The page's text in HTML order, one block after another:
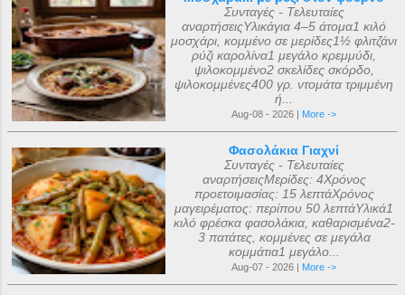
Συνταγές - Τελευταίες
αναρτήσειςΥλικάγια 4–5 άτομα1 κιλό
μοσχάρι, κομμένο σε μερίδες1½ φλιτζάνι
ρύζι καρολίνα1 μεγάλο κρεμμύδι,
ψιλοκομμένο2 σκελίδες σκόρδο,
ψιλοκομμένες400 γρ. ντομάτα τριμμένη
ή...
Aug-08 - 2026 | More ->
Φασολάκια Γιαχνί
Συνταγές - Τελευταίες
αναρτήσειςΜερίδες: 4Χρόνος
προετοιμασίας: 15 λεπτάΧρόνος
μαγειρέματος: περίπου 50 λεπτάΥλικά1
κιλό φρέσκα φασολάκια, καθαρισμένα2-
3 πατάτες, κομμένες σε μεγάλα
κομμάτια1 μεγάλο...
Aug-07 - 2026 | More ->